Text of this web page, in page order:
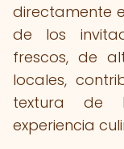
directamente
de los
frescos, de
locales,
textura de
experiencia